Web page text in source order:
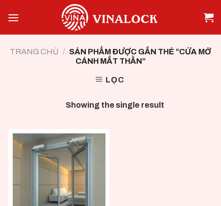
TRANG CHỦ / SẢN PHẨM ĐƯỢC GẮN THẺ “CỬA MỞ
CÁNH MẮT THẦN”
LỌC
Showing the single result